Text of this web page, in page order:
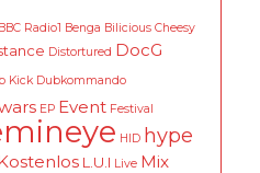
BBC Radio1 Benga Bilicious Cheesy
Distortured DocG
Kick Dubkommando
EP Event Festival
HID hype
L.U.I Live Mix